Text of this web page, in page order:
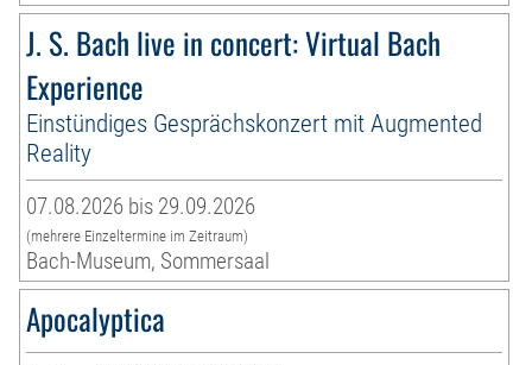
J. S. Bach live in concert: Virtual Bach
Experience
Einstündiges Gesprächskonzert mit Augmented
Reality
07.08.2026 bis 29.09.2026
(mehrere Einzeltermine im Zeitraum)
Bach-Museum, Sommersaal
Apocalyptica